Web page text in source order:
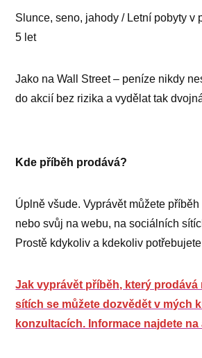
Slunce, seno, jahody / Letní pobyty v
5 let
Jako na Wall Street – peníze nikdy
do akcií bez rizika a vydělat tak
Kde příběh prodává?
Úplně všude. Vyprávět můžete
nebo svůj na webu, na sociálních
Prostě kdykoliv a kdekoliv
Jak vyprávět příběh, který prodává
sítích se můžete dozvědět v mých
konzultacích. Informace najdete na